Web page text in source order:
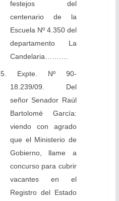
festejos del
centenario de la
Escuela Nº 4.350 del
departamento La
Candelaria……….
5. Expte. Nº 90-
18.239/09. Del
señor Senador Raúl
Bartolomé García:
viendo con agrado
que el Ministerio de
Gobierno, llame a
concurso para cubrir
vacantes en el
Registro del Estado